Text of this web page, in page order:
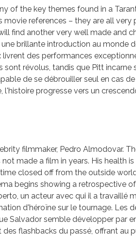
of the key themes found in a
references – they are all very
find another very well made and
brillante introduction au monde
des performances
révolus, tandis que Pitt incarne
de se débrouiller seul en cas de
l'histoire progresse vers un
filmmaker, Pedro Almodovar.
made a film in years. His health
closed off from the outside
begins showing a retrospective
un acteur avec qui il a travaillé
d'héroïne sur le tournage. Les
Salvador semble développer par
flashbacks du passé, offrant au